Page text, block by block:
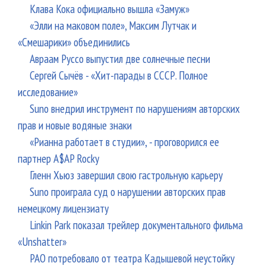
Клава Кока официально вышла «Замуж»
«Элли на маковом поле», Максим Лутчак и
«Смешарики» объединились
Авраам Руссо выпустил две солнечные песни
Сергей Сычёв - «Хит-парады в СССР. Полное
исследование»
Suno внедрил инструмент по нарушениям авторских
прав и новые водяные знаки
«Рианна работает в студии», - проговорился ее
партнер A$AP Rocky
Гленн Хьюз завершил свою гастрольную карьеру
Suno проиграла суд о нарушении авторских прав
немецкому лицензиату
Linkin Park показал трейлер документального фильма
«Unshatter»
РАО потребовало от театра Кадышевой неустойку